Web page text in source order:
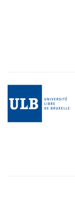
Illustration